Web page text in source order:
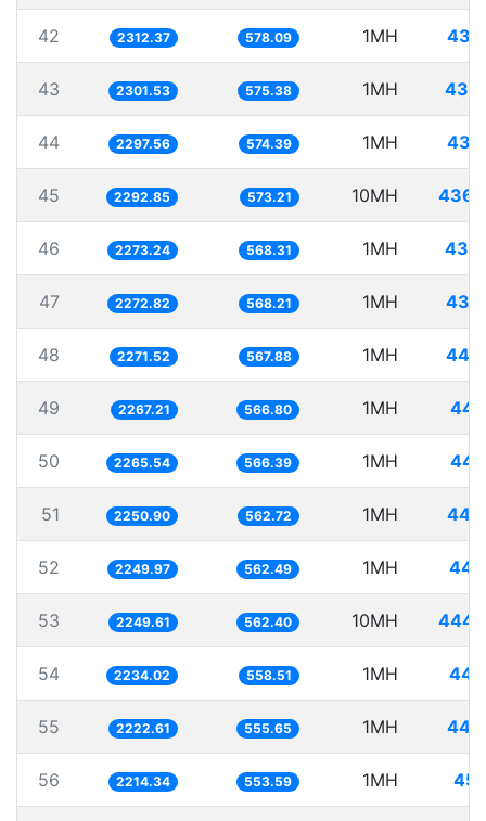
42 2312.37 578.09 1MH
43 2301.53 575.38 1MH
44 2297.56 574.39 1MH
45 2292.85 573.21 10MH
46 2273.24 568.31 1MH
47 2272.82 568.21 1MH
48 2271.52 567.88 1MH
49 2267.21 566.80 1MH
50 2265.54 566.39 1MH
51 2250.90 562.72 1MH
52 2249.97 562.49 1MH
53 2249.61 562.40 10MH
54 2234.02 558.51 1MH
55 2222.61 555.65 1MH
56 2214.34 553.59 1MH